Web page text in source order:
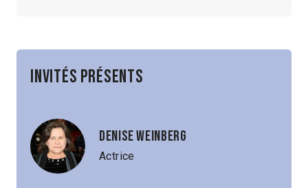
Invités présents
Denise Weinberg
Actrice